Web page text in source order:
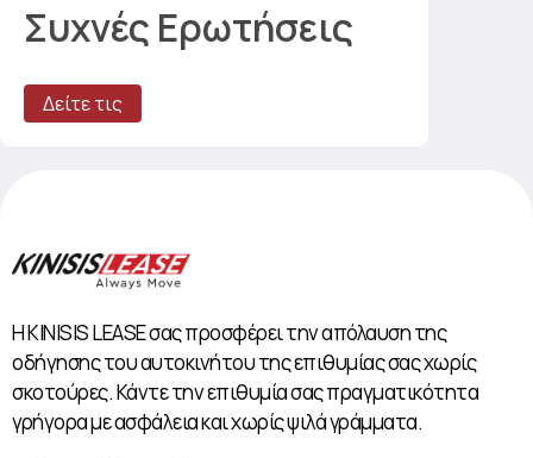
Συχνές Ερωτήσεις
Δείτε τις
Η KINISIS LEASE σας προσφέρει την απόλαυση της
οδήγησης του αυτοκινήτου της επιθυμίας σας χωρίς
σκοτούρες. Κάντε την επιθυμία σας πραγματικότητα
γρήγορα με ασφάλεια και χωρίς ψιλά γράμματα.